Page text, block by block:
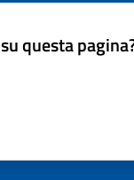
questa